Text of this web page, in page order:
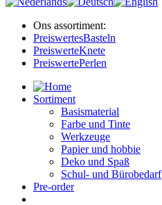
Ons assortiment:
PreiswertesBasteln
PreiswerteKnete
PreiswertePerlen
Sortiment
Basismaterial
Farbe und Tinte
Werkzeuge
Papier und hobbie
Deko und Spaß
Schul- und Bürobedarf
Pre-order